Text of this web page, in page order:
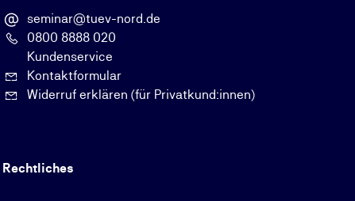
seminar@tuev-nord.de
0800 8888 020
Kundenservice
Kontaktformular
Widerruf erklären (für Privatkund:innen)
Rechtliches